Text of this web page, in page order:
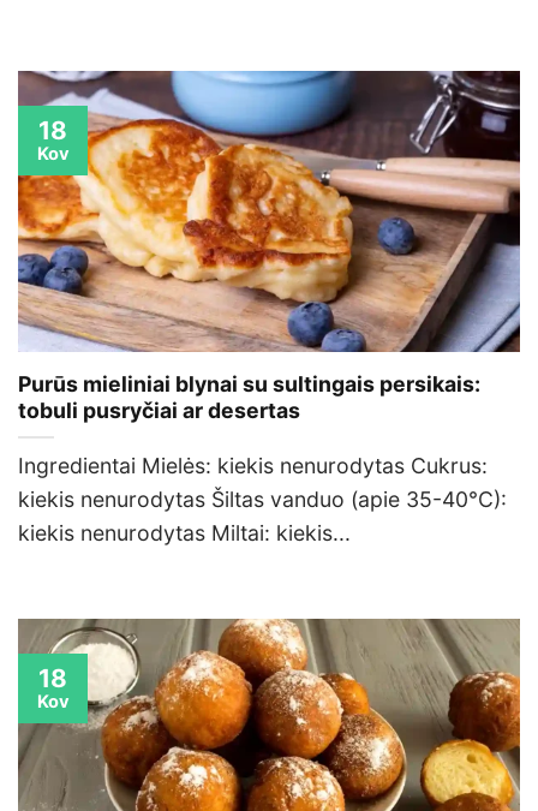
Purūs mieliniai blynai su sultingais persikais:
tobuli pusryčiai ar desertas
Ingredientai Mielės: kiekis nenurodytas Cukrus:
kiekis nenurodytas Šiltas vanduo (apie 35-40°C):
kiekis nenurodytas Miltai: kiekis...
18
Kov
18
Kov